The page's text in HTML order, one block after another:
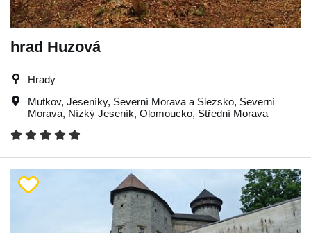
hrad Huzová
Hrady
Mutkov, Jeseníky, Severní Morava a Slezsko, Severní
Morava, Nízký Jeseník, Olomoucko, Střední Morava